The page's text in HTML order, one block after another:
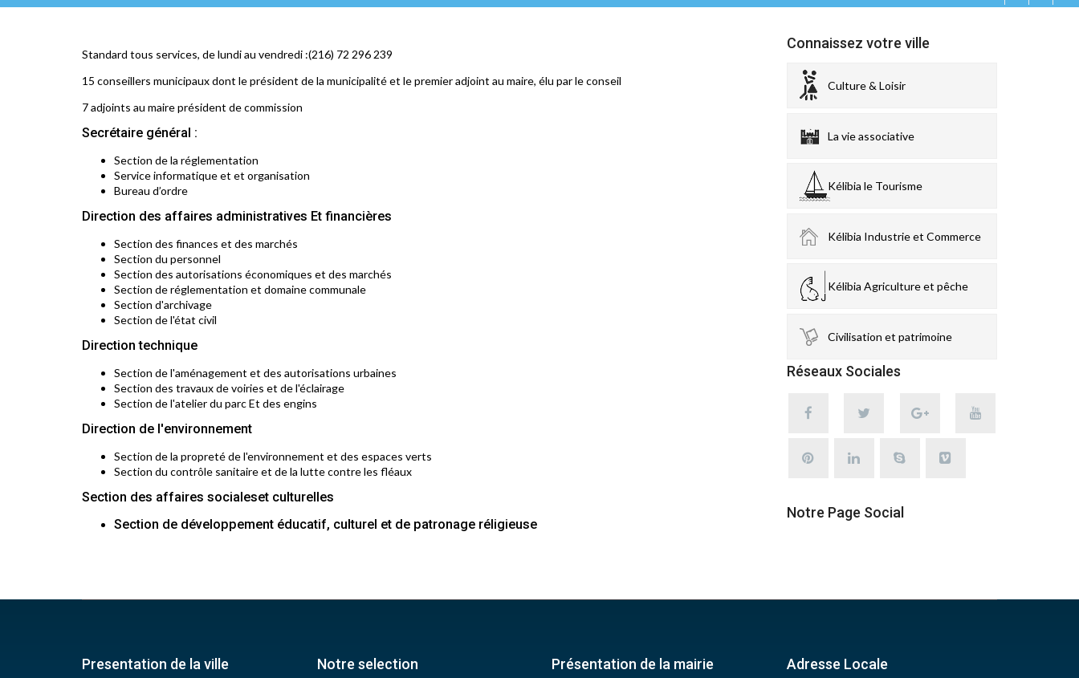
Standard tous services, de lundi au vendredi :(216) 72 296 239
15 conseillers municipaux dont le président de la municipalité et le premier adjoint au maire, élu par le conseil
7 adjoints au maire président de commission
Secrétaire général :
Section de la réglementation
Service informatique et et organisation
Bureau d’ordre
Direction des affaires administratives Et financières
Section des finances et des marchés
Section du personnel
Section des autorisations économiques et des marchés
Section de réglementation et domaine communale
Section d'archivage
Section de l'état civil
Direction technique
Section de l'aménagement et des autorisations urbaines
Section des travaux de voiries et de l'éclairage
Section de l'atelier du parc Et des engins
Direction de l'environnement
Section de la propreté de l'environnement et des espaces verts
Section du contrôle sanitaire et de la lutte contre les fléaux
Section des affaires socialeset culturelles
Section de développement éducatif, culturel et de patronage réligieuse
Connaissez votre ville
Culture & Loisir
La vie associative
Kélibia le Tourisme
Kélibia Industrie et Commerce
Kélibia Agriculture et pêche
Civilisation et patrimoine
Réseaux Sociales
Notre Page Social
Presentation de la ville Notre selection Présentation de la mairie Adresse Locale